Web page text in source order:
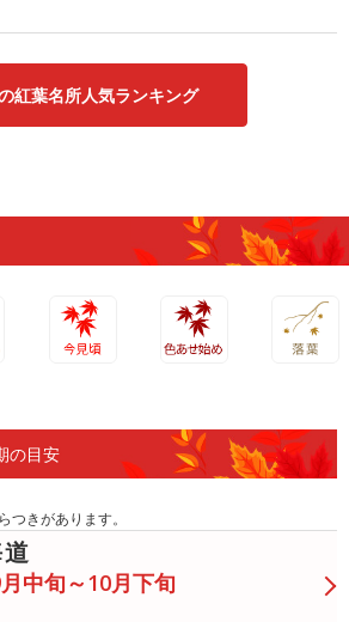
紅葉名所人気ランキング
の目安
きがあります。
中旬～10月下旬